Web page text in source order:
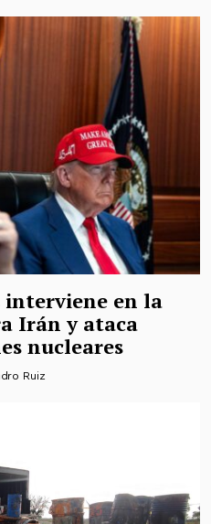
interviene en la
Irán y ataca
nucleares
Ruiz